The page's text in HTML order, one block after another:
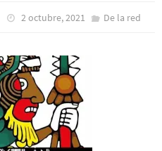
2 octubre, 2021 De la red